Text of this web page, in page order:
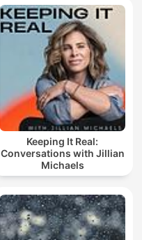
Keeping It Real:
Conversations with Jillian
Michaels